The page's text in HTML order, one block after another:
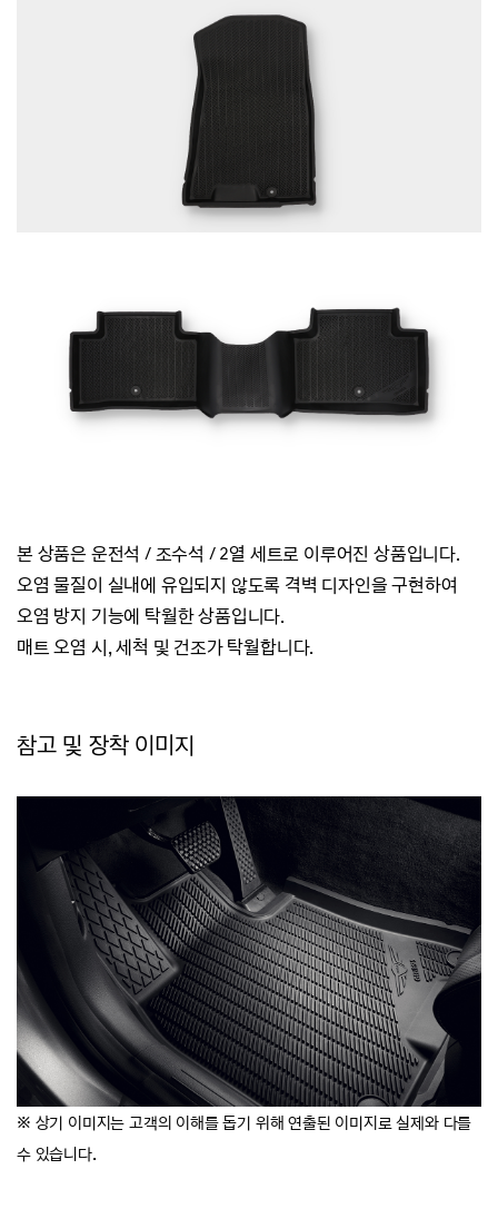
본 상품은 운전석 / 조수석 / 2열 세트로 이루어진 상품입니다.
오염 물질이 실내에 유입되지 않도록 격벽 디자인을 구현하여
오염 방지 기능에 탁월한 상품입니다.
매트 오염 시, 세척 및 건조가 탁월합니다.
참고 및 장착 이미지
※ 상기 이미지는 고객의 이해를 돕기 위해 연출된 이미지로 실제와 다를
수 있습니다.